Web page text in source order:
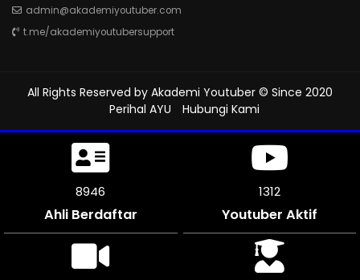
admin@akademiyoutuber.com
t.me/akademiyoutubersupport
All Rights Reserved by Akademi Youtuber © Since 2020
Perihal AYU
Hubungi Kami
9435
Ahli Berdaftar
1312
Youtuber Aktif